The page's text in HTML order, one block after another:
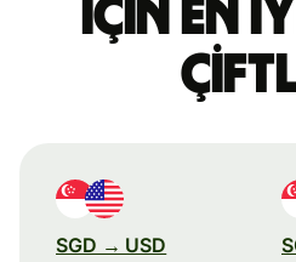
için en
SGD → USD